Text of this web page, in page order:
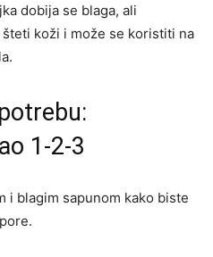
dobija se blaga, ali
koži i može se koristiti na
1-2-3
i blagim sapunom kako biste